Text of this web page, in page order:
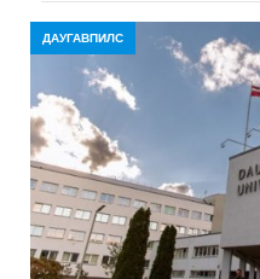
ДАУГАВПИЛС